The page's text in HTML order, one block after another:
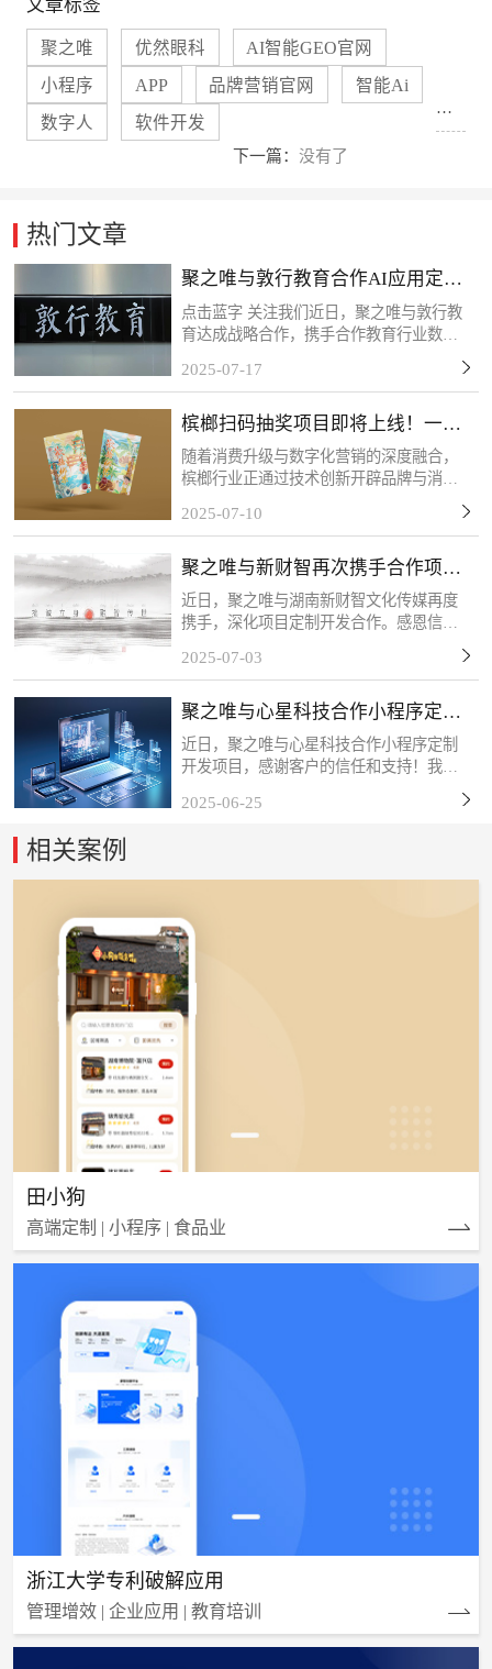
文章标签
聚之唯 优然眼科 AI智能GEO官网
小程序 APP 品牌营销官网 智能Ai
数字人 软件开发
上
有
下一篇： 没有了
热门文章
聚之唯与敦行教育合作AI应用定制
开发项目
点击蓝字 关注我们近日，聚之唯与敦行教
育达成战略合作，携手合作教育行业数字
目。此次应用系统的开发主要为敦行教育
撑。感谢客户的信任和...
2025-07-17
槟榔扫码抽奖项目即将上线！一物
一码，精准触达！
随着消费升级与数字化营销的深度融合，
槟榔行业正通过技术创新开辟品牌与消费
目将于近期上线，该活动以“一物一码”技
码，消费者扫码后可...
2025-07-10
聚之唯与新财智再次携手合作项目
定制开发
近日，聚之唯与湖南新财智文化传媒再度
携手，深化项目定制开发合作。感恩信任
筑长期共赢！关于新财智湖南新财智文化
服务企业。自成立以来...
2025-07-03
聚之唯与心星科技合作小程序定制
开发项目
近日，聚之唯与心星科技合作小程序定制
开发项目，感谢客户的信任和支持！我们
价值」的理念，深度挖掘客户需求，打磨
2025-06-25
相关案例
田小狗
高端定制 | 小程序 | 食品业
浙江大学专利破解应用
管理增效 | 企业应用 | 教育培训